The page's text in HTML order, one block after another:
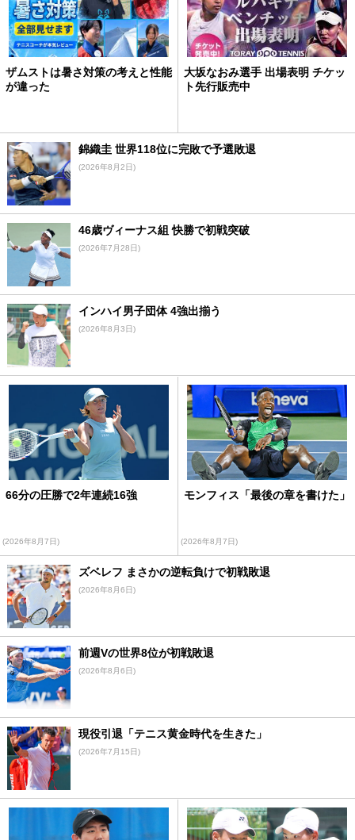
ザムストは暑さ対策の考えと性能
が違った
大坂なおみ選手 出場表明 チケッ
ト先行販売中
錦織圭 世界118位に完敗で予選敗退
(2026年8月2日)
46歳ヴィーナス組 快勝で初戦突破
(2026年7月28日)
インハイ男子団体 4強出揃う
(2026年8月3日)
66分の圧勝で2年連続16強
(2026年8月7日)
モンフィス「最後の章を書けた」
(2026年8月7日)
ズベレフ まさかの逆転負けで初戦敗退
(2026年8月6日)
前週Vの世界8位が初戦敗退
(2026年8月6日)
現役引退「テニス黄金時代を生きた」
(2026年7月15日)